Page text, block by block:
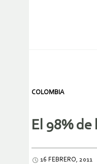
COLOMBIA
El 98%
16 FEBRERO, 2011